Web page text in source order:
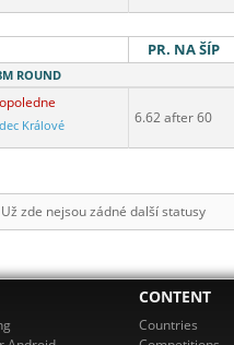
PR. NA ŠÍP
ROUND
Králové 6.62 after 60
Už zde nejsou zádné další statusy
CONTENT
Countries